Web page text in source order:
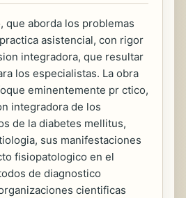
que aborda los problemas
asistencial, con rigor
integradora, que resultar
los especialistas. La obra
eminentemente pr ctico,
integradora de los
de la diabetes mellitus,
sus manifestaciones
fisiopatologico en el
de diagnostico
cientificas